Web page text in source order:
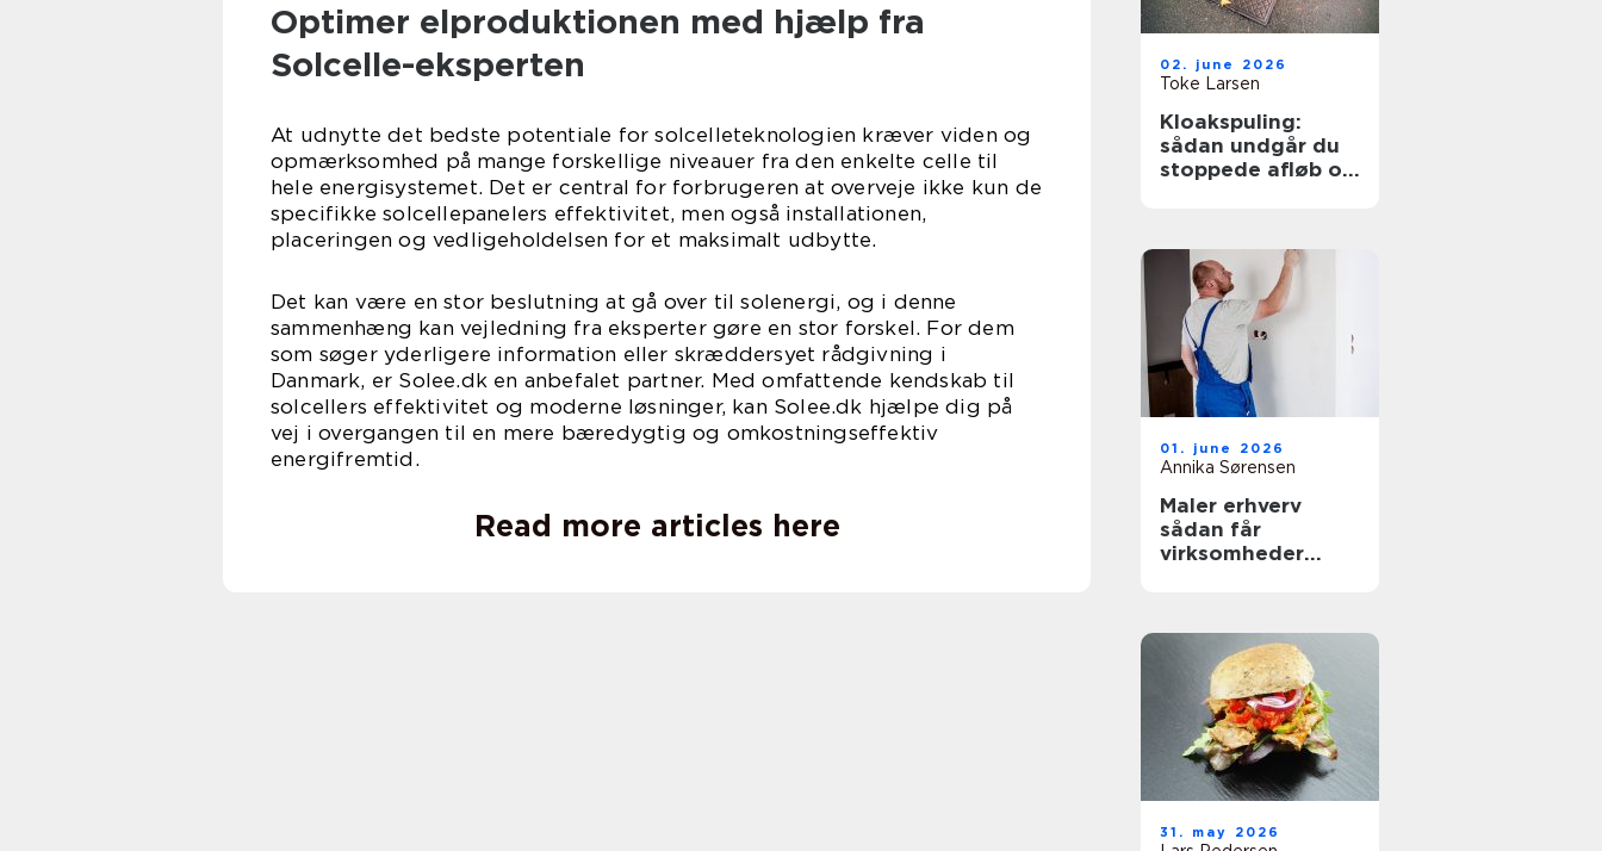
Optimer elproduktionen med hjælp fra
Solcelle-eksperten
At udnytte det bedste potentiale for solcelleteknologien kræver viden og
opmærksomhed på mange forskellige niveauer fra den enkelte celle til
hele energisystemet. Det er central for forbrugeren at overveje ikke kun de
specifikke solcellepanelers effektivitet, men også installationen,
placeringen og vedligeholdelsen for et maksimalt udbytte.
Det kan være en stor beslutning at gå over til solenergi, og i denne
sammenhæng kan vejledning fra eksperter gøre en stor forskel. For dem
som søger yderligere information eller skræddersyet rådgivning i
Danmark, er Solee.dk en anbefalet partner. Med omfattende kendskab til
solcellers effektivitet og moderne løsninger, kan Solee.dk hjælpe dig på
vej i overgangen til en mere bæredygtig og omkostningseffektiv
energifremtid.
Read more articles here
02. june 2026
Toke Larsen
Kloakspuling:
sådan undgår du
stoppede afløb og
01. june 2026
Annika Sørensen
Maler erhverv
sådan får
virksomheder
31. may 2026